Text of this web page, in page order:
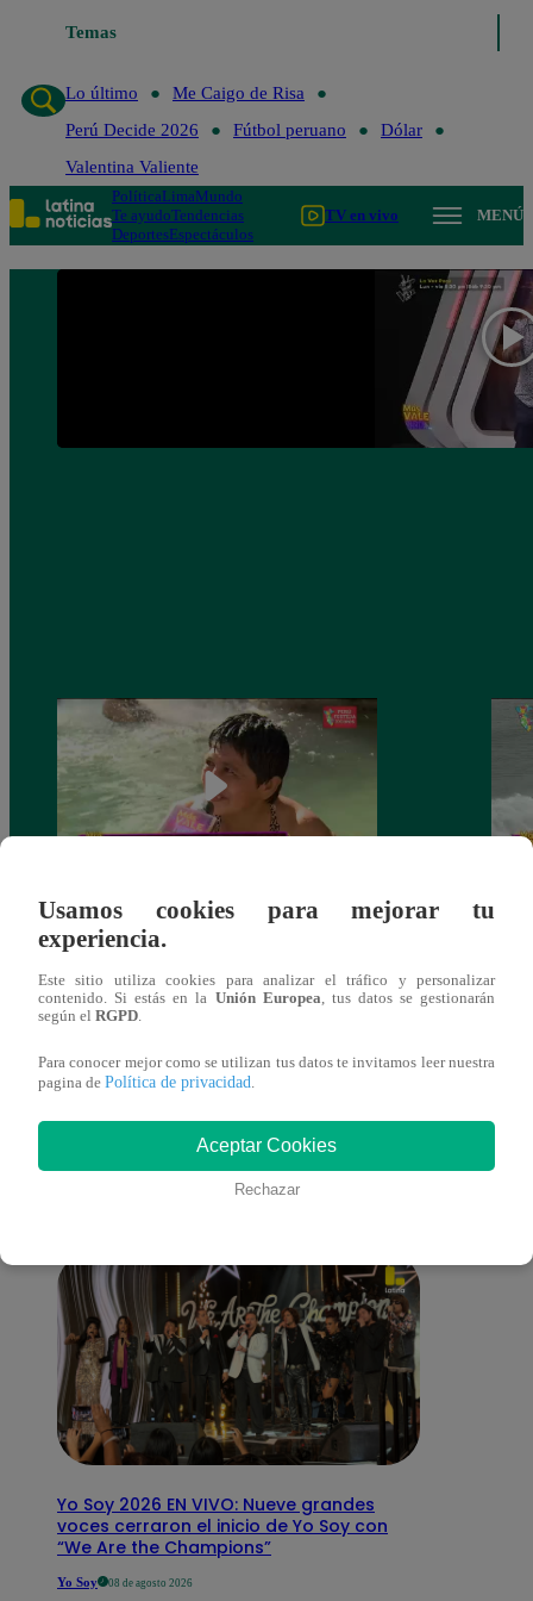
Temas
Lo último
Me Caigo de Risa
Perú Decide 2026
Fútbol peruano
Dólar
Valentina Valiente
PolíticaLimaMundo
Te ayudoTendencias
DeportesEspectáculos
TV en vivo MENÚ
Más vale tarde – Jueves 29 de julio del
2021 – Programa completo
Más
También te puede
interesar
Yo Soy 2026 EN VIVO: Nueve grandes
voces cerraron el inicio de Yo Soy con
“We Are the Champions”
Yo Soy 08 de agosto 2026
Usamos cookies para mejorar tu
experiencia.
Este sitio utiliza cookies para analizar el tráfico y personalizar
contenido. Si estás en la Unión Europea , tus datos se gestionarán
según el RGPD
Para conocer mejor como se utilizan tus datos te invitamos leer nuestra
pagina de Política de privacidad
Aceptar Cookies
Rechazar